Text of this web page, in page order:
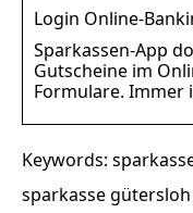
Login Online-
Sparkassen-App
Gutscheine im
Formulare. Immer
Keywords:
sparkasse